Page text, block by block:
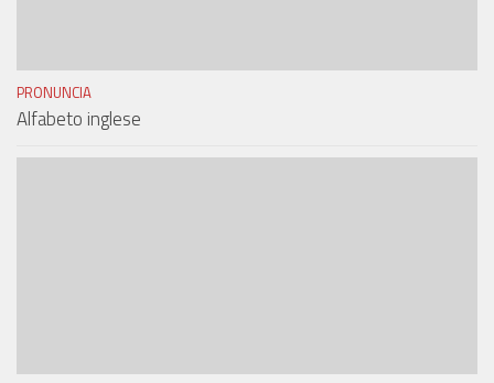
PRONUNCIA
Alfabeto inglese